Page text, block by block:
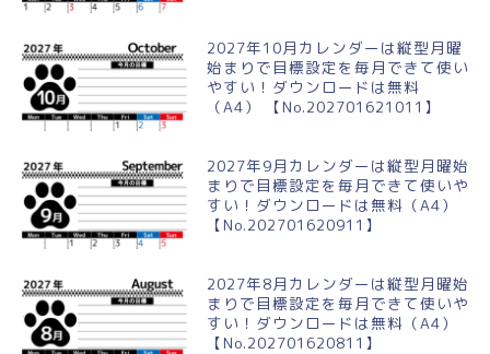
2027年10月カレンダーは縦型月曜
始まりで目標設定を毎月できて使い
やすい！ダウンロードは無料
（A4） 【No.202701621011】
2027年9月カレンダーは縦型月曜始
まりで目標設定を毎月できて使いや
すい！ダウンロードは無料（A4）
【No.202701620911】
2027年8月カレンダーは縦型月曜始
まりで目標設定を毎月できて使いや
すい！ダウンロードは無料（A4）
【No.202701620811】